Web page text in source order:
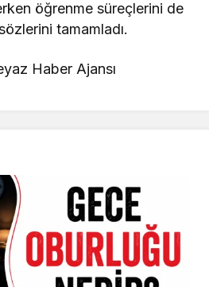
öğrenme süreçlerini de
tamamladı.
Haber Ajansı